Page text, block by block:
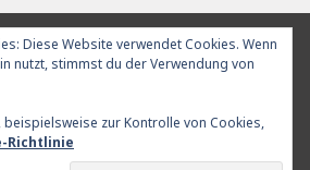
UMGEBUNG
RÜCKTRITT
|Theme: Goran by
Diese Website verwendet Cookies. Wenn
nutzt, stimmst du der Verwendung von
zur Kontrolle von Cookies,
Richtlinie